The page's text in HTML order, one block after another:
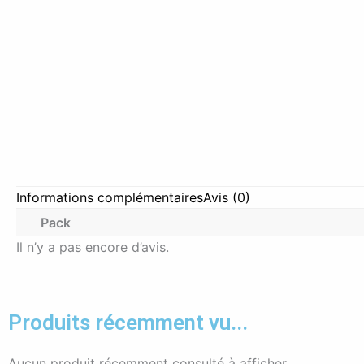
Informations complémentairesAvis (0)
Pack
Il n’y a pas encore d’avis.
Produits récemment vu...